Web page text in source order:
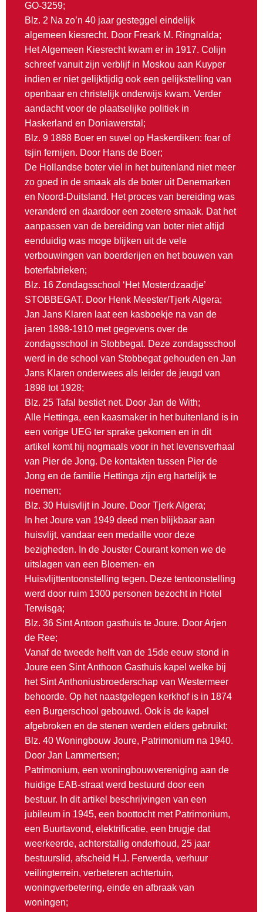
GO-3259;
Blz. 2 Na zo’n 40 jaar gesteggel eindelijk
algemeen kiesrecht. Door Freark M. Ringnalda;
Het Algemeen Kiesrecht kwam er in 1917. Colijn
schreef vanuit zijn verblijf in Moskou aan Kuyper
indien er niet gelijktijdig ook een gelijkstelling van
openbaar en christelijk onderwijs kwam. Verder
aandacht voor de plaatselijke politiek in
Haskerland en Doniawerstal;
Blz. 9 1888 Boer en suvel op Haskerdiken: foar of
tsjin fernijen. Door Hans de Boer;
De Hollandse boter viel in het buitenland niet meer
zo goed in de smaak als de boter uit Denemarken
en Noord-Duitsland. Het proces van bereiding was
veranderd en daardoor een zoetere smaak. Dat het
aanpassen van de bereiding van boter niet altijd
eenduidig was moge blijken uit de vele
verbouwingen van boerderijen en het bouwen van
boterfabrieken;
Blz. 16 Zondagsschool ‘Het Mosterdzaadje’
STOBBEGAT. Door Henk Meester/Tjerk Algera;
Jan Jans Klaren laat een kasboekje na van de
jaren 1898-1910 met gegevens over de
zondagsschool in Stobbegat. Deze zondagsschool
werd in de school van Stobbegat gehouden en Jan
Jans Klaren onderwees als leider de jeugd van
1898 tot 1928;
Blz. 25 Tafal bestiet net. Door Jan de With;
Alle Hettinga, een kaasmaker in het buitenland is in
een vorige UEG ter sprake gekomen en in dit
artikel komt hij nogmaals voor in het levensverhaal
van Pier de Jong. De kontakten tussen Pier de
Jong en de familie Hettinga zijn erg hartelijk te
noemen;
Blz. 30 Huisvlijt in Joure. Door Tjerk Algera;
In het Joure van 1949 deed men blijkbaar aan
huisvlijt, vandaar een medaille voor deze
bezigheden. In de Jouster Courant komen we de
uitslagen van een Bloemen- en
Huisvlijttentoonstelling tegen. Deze tentoonstelling
werd door ruim 1300 personen bezocht in Hotel
Terwisga;
Blz. 36 Sint Antoon gasthuis te Joure. Door Arjen
de Ree;
Vanaf de tweede helft van de 15de eeuw stond in
Joure een Sint Anthoon Gasthuis kapel welke bij
het Sint Anthoniusbroederschap van Westermeer
behoorde. Op het naastgelegen kerkhof is in 1874
een Burgerschool gebouwd. Ook is de kapel
afgebroken en de stenen werden elders gebruikt;
Blz. 40 Woningbouw Joure, Patrimonium na 1940.
Door Jan Lammertsen;
Patrimonium, een woningbouwvereniging aan de
huidige EAB-straat werd bestuurd door een
bestuur. In dit artikel beschrijvingen van een
jubileum in 1945, een boottocht met Patrimonium,
een Buurtavond, elektrificatie, een brugje dat
weerkeerde, achterstallig onderhoud, 25 jaar
bestuurslid, afscheid H.J. Ferwerda, verhuur
veilingterrein, verbeteren achtertuin,
woningverbetering, einde en afbraak van
woningen;